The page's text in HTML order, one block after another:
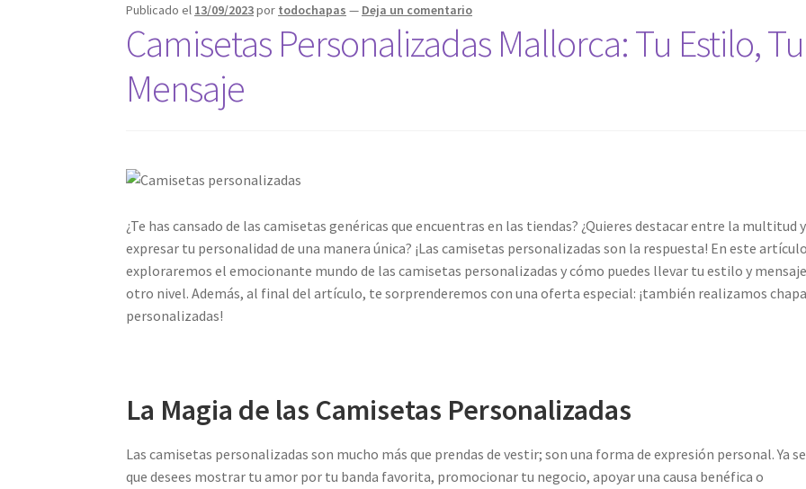
Publicado el 13/09/2023por todochapas — Deja un comentario
Camisetas Personalizadas Mallorca: Tu Estilo, Tu
Mensaje
¿Te has cansado de las camisetas genéricas que encuentras en las tiendas? ¿Quieres destacar entre la multitud y
expresar tu personalidad de una manera única? ¡Las camisetas personalizadas son la respuesta! En este
exploraremos el emocionante mundo de las camisetas personalizadas y cómo puedes llevar tu estilo y
otro nivel. Además, al final del artículo, te sorprenderemos con una oferta especial: ¡también realizamos
personalizadas!
La Magia de las Camisetas Personalizadas
Las camisetas personalizadas son mucho más que prendas de vestir; son una forma de expresión personal. Ya
que desees mostrar tu amor por tu banda favorita, promocionar tu negocio, apoyar una causa benéfica o